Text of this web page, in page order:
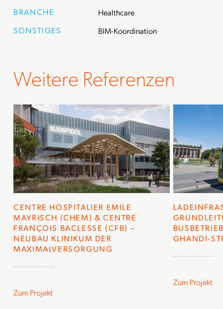
BRANCHE
Healthcare
SONSTIGES
BIM-Koordination
Weitere Referenzen
CENTRE HOSPITALIER EMILE
MAYRISCH (CHEM) & CENTRE
FRANÇOIS BACLESSE (CFB) –
NEUBAU KLINIKUM DER
MAXIMALVERSORGUNG
Zum Projekt
GHANDI-
Zum Projekt